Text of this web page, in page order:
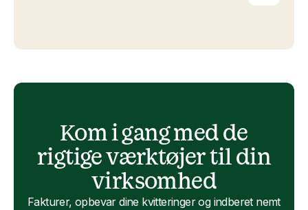
Kom i gang med de
rigtige værktøjer til din
virksomhed
Fakturer, opbevar dine kvitteringer og indberet nemt